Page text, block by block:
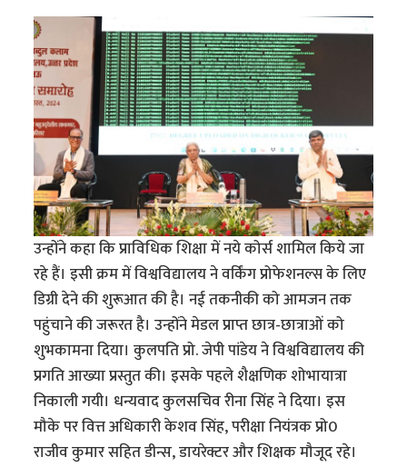
उन्होंने कहा कि प्राविधिक शिक्षा में नये कोर्स शामिल किये जा
रहे हैं। इसी क्रम में विश्वविद्यालय ने वर्किंग प्रोफेशनल्स के लिए
डिग्री देने की शुरूआत की है। नई तकनीकी को आमजन तक
पहुंचाने की जरूरत है। उन्होंने मेडल प्राप्त छात्र-छात्राओं को
शुभकामना दिया। कुलपति प्रो. जेपी पांडेय ने विश्वविद्यालय की
प्रगति आख्या प्रस्तुत की। इसके पहले शैक्षणिक शोभायात्रा
निकाली गयी। धन्यवाद कुलसचिव रीना सिंह ने दिया। इस
मौके पर वित्त अधिकारी केशव सिंह, परीक्षा नियंत्रक प्रो0
राजीव कुमार सहित डीन्स, डायरेक्टर और शिक्षक मौजूद रहे।